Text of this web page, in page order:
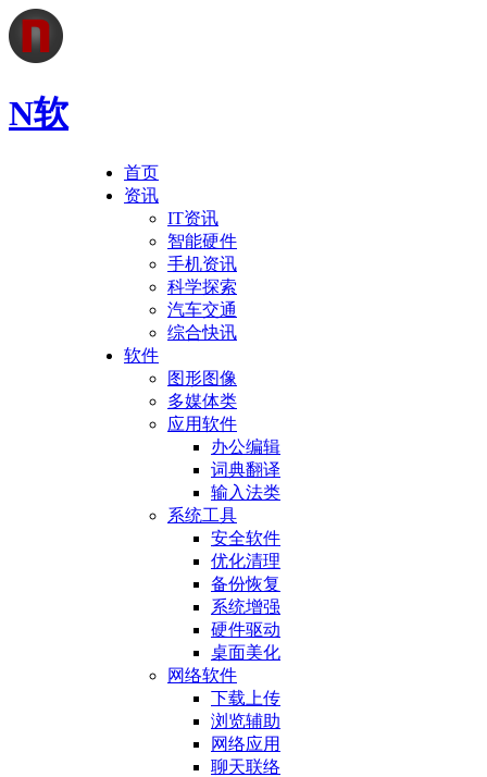
N软
首页
资讯
IT资讯
智能硬件
手机资讯
科学探索
汽车交通
综合快讯
软件
图形图像
多媒体类
应用软件
办公编辑
词典翻译
输入法类
系统工具
安全软件
优化清理
备份恢复
系统增强
硬件驱动
桌面美化
网络软件
下载上传
浏览辅助
网络应用
聊天联络